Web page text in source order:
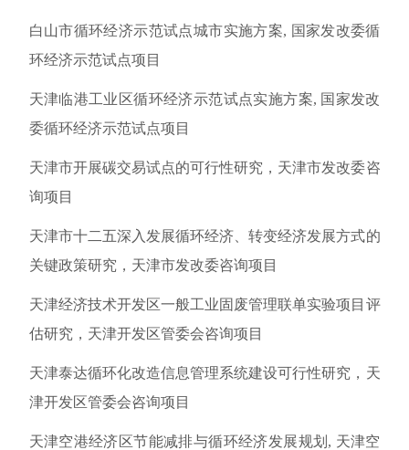
白山市循环经济示范试点城市实施方案, 国家发改委循
环经济示范试点项目
天津临港工业区循环经济示范试点实施方案, 国家发改
委循环经济示范试点项目
天津市开展碳交易试点的可行性研究，天津市发改委咨
询项目
天津市十二五深入发展循环经济、转变经济发展方式的
关键政策研究，天津市发改委咨询项目
天津经济技术开发区一般工业固废管理联单实验项目评
估研究，天津开发区管委会咨询项目
天津泰达循环化改造信息管理系统建设可行性研究，天
津开发区管委会咨询项目
天津空港经济区节能减排与循环经济发展规划, 天津空